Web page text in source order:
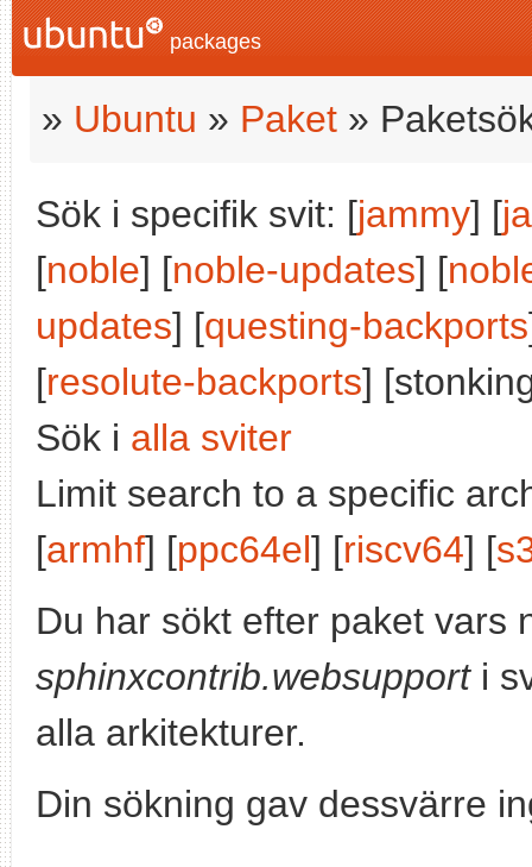
packages
» Ubuntu » Paket »
Sök i specifik svit: [jammy] [
[noble] [noble-updates] [
updates] [questing-backports
[resolute-backports]
Sök i alla sviter
Limit search to a specific
[armhf] [ppc64el] [riscv64] [
Du har sökt efter paket vars
sphinxcontrib.websupporti
alla arkitekturer.
Din sökning gav dessvärre